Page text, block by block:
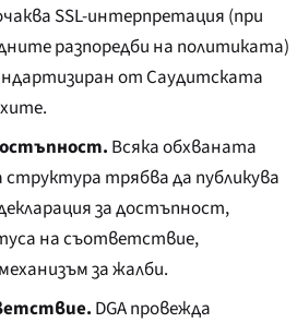
SSL-интерпретация (при
разпоредби на политиката)
от Саудитската
Всяка обхваната
трябва да публикува
за достъпност,
на съответствие,
за жалби.
DGA провежда